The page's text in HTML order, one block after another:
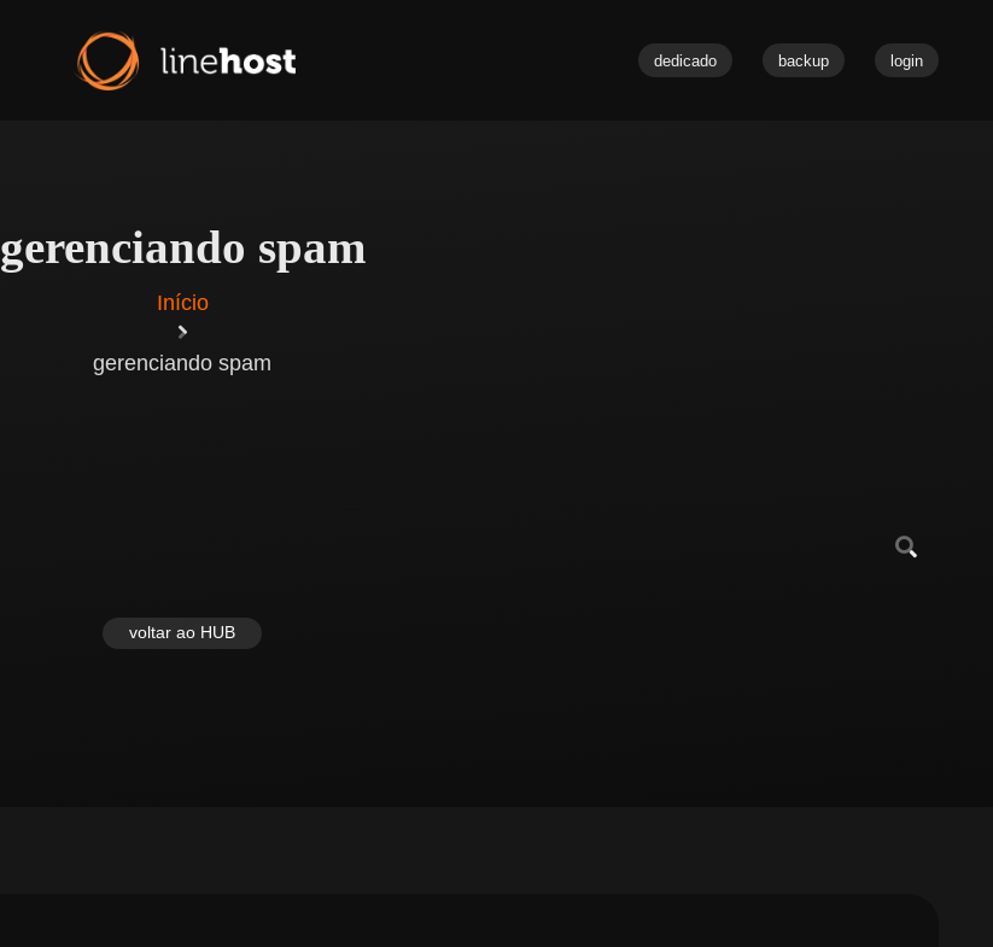
dedicado backup login
gerenciando spam
Início
gerenciando spam
voltar ao HUB